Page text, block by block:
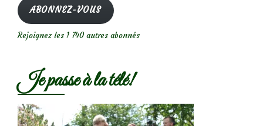
ABONNEZ-VOUS
Rejoignez les 1 740 autres abonnés
Je passe à la télé!